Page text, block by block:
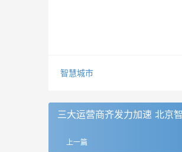
智慧城市
三大运营商齐发力加速 北京
上一篇